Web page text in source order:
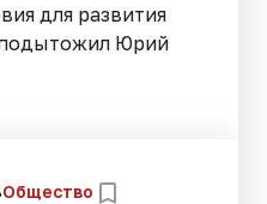
для развития
Юрий
Общество